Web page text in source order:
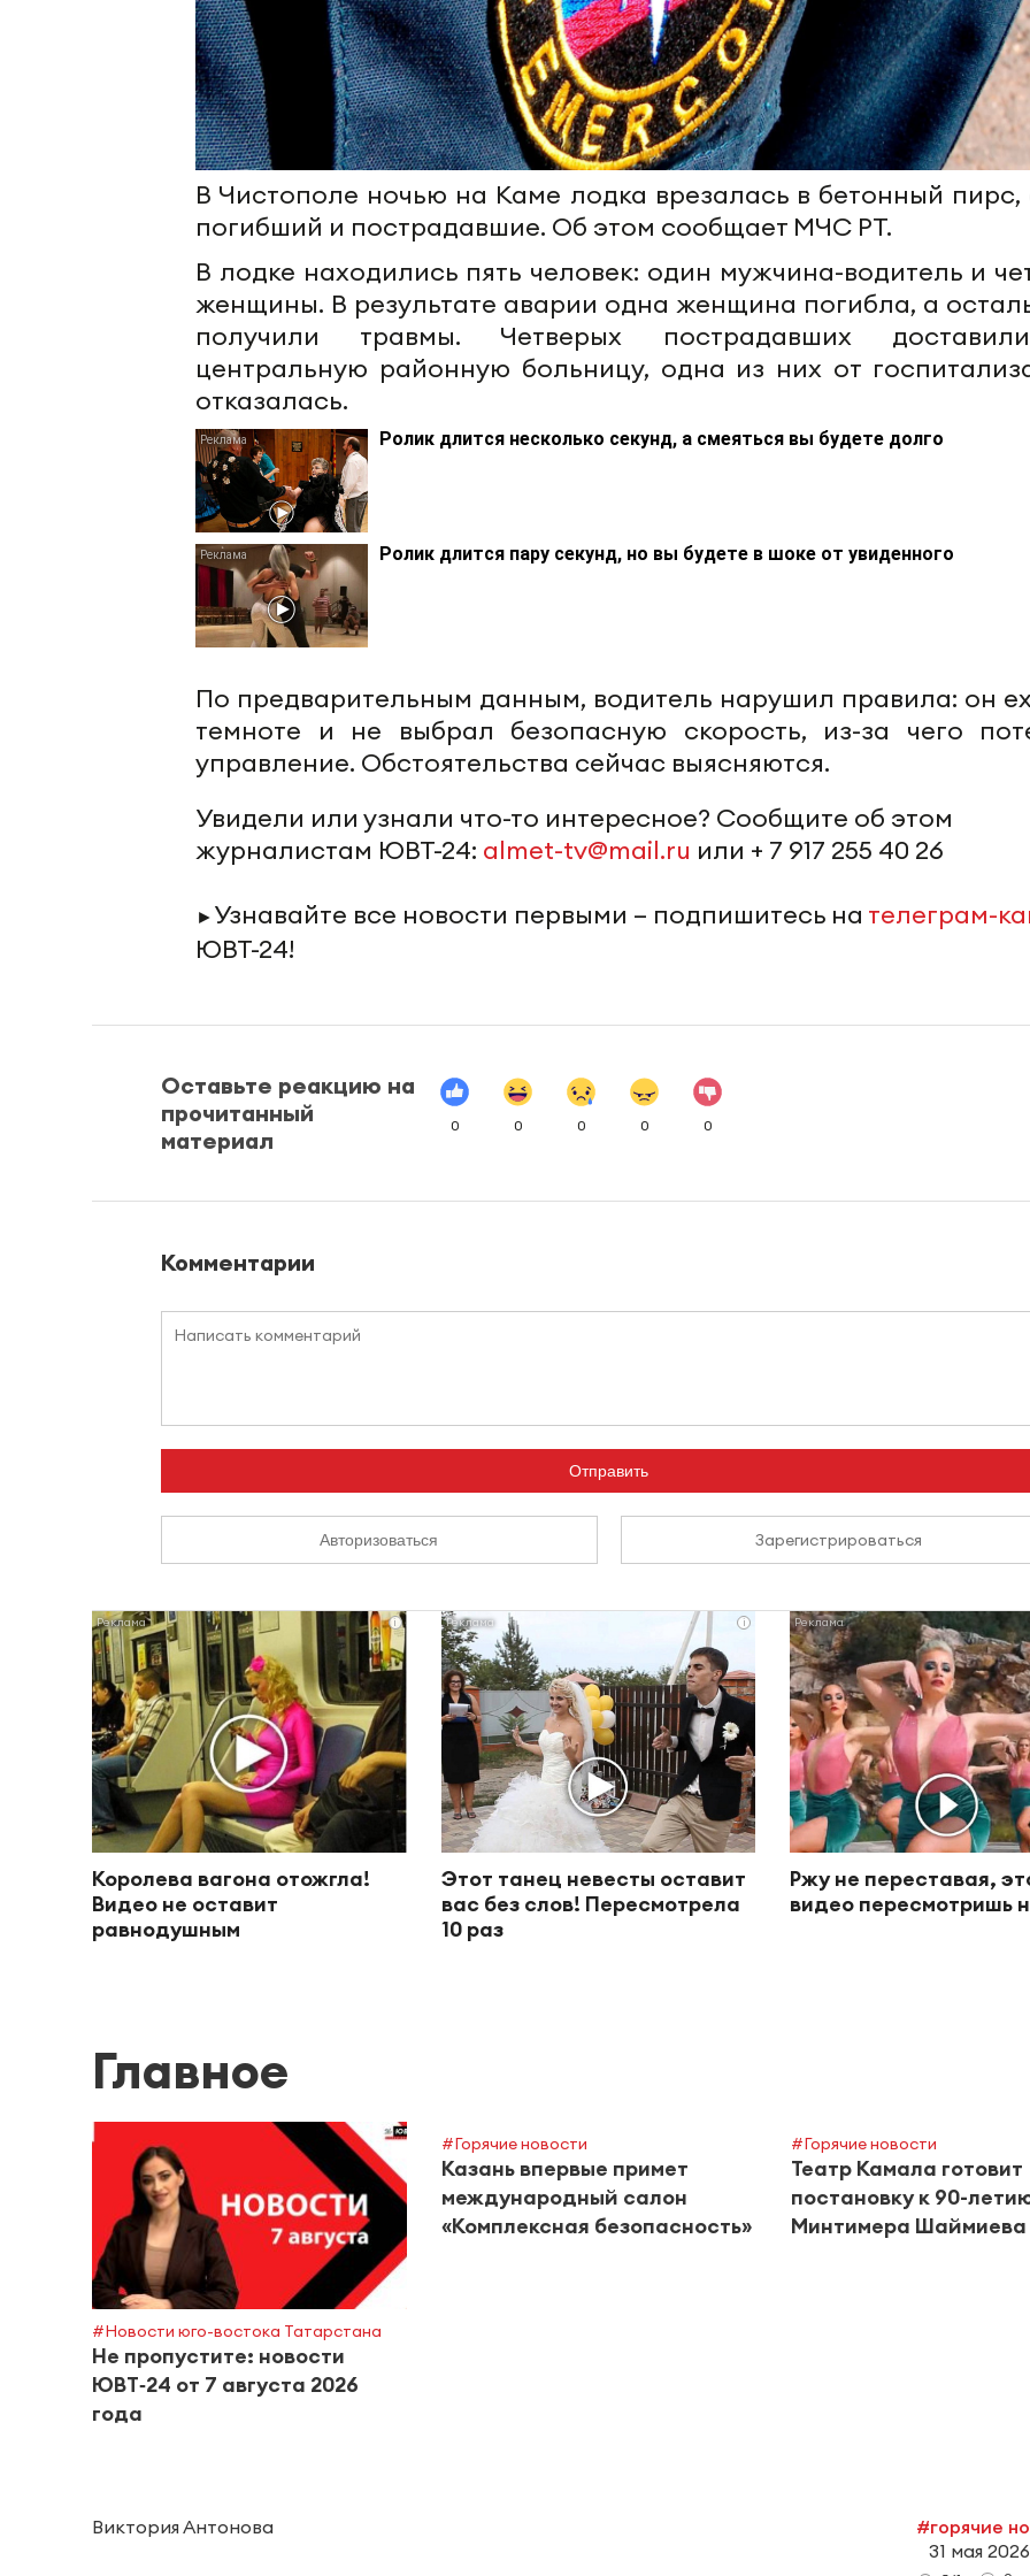
В Чистополе ночью на Каме лодка врезалась в бетонный пирс,
погибший и пострадавшие. Об этом сообщает МЧС РТ.
В лодке находились пять человек: один мужчина-водитель и
женщины. В результате аварии одна женщина погибла, а
получили травмы. Четверых пострадавших
центральную районную больницу, одна из них от
отказалась.
Ролик длится несколько секунд, а смеяться вы будете долго
Ролик длится пару секунд, но вы будете в шоке от увиденного
По предварительным данным, водитель нарушил правила: он
темноте и не выбрал безопасную скорость, из-за чего
управление. Обстоятельства сейчас выясняются.
Увидели или узнали что-то интересное? Сообщите об этом
журналистам ЮВТ-24: almet-tv@mail.ru или + 7 917 255 40 26
► Узнавайте все новости первыми – подпишитесь на телеграм-
ЮВТ-24!
Оставьте реакцию на
прочитанный
материал
0 0 0 0 0
Комментарии
Отправить
Авторизоваться Зарегистрироваться
i
Королева вагона отожгла!
Видео не оставит
равнодушным
i
Этот танец невесты оставит
вас без слов! Пересмотрела
10 раз
Ржу не переставая,
видео пересмотришь
Главное
#Новости юго-востока Татарстана
Не пропустите: новости
ЮВТ‑24 от 7 августа 2026
года
#Горячие новости
Казань впервые примет
международный салон
«Комплексная безопасность»
#Горячие новости
Театр Камала готовит
постановку к 90-
Минтимера Шаймиева
Виктория Антонова
#горячие
31 мая